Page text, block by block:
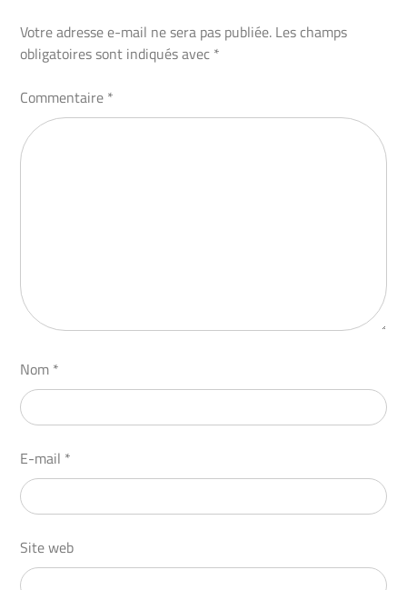
Votre adresse e-mail ne sera pas publiée. Les champs
obligatoires sont indiqués avec *
Commentaire *
Nom *
E-mail *
Site web